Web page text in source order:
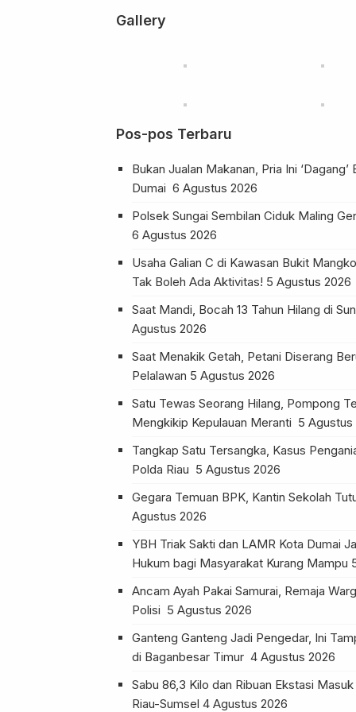
Gallery
Pos-pos Terbaru
Bukan Jualan Makanan, Pria Ini
Dumai 6 Agustus 2026
Polsek Sungai Sembilan Ciduk Maling
6 Agustus 2026
Usaha Galian C di Kawasan Bukit
Tak Boleh Ada Aktivitas! 5 Agustus 2026
Saat Mandi, Bocah 13 Tahun Hilang di
Agustus 2026
Saat Menakik Getah, Petani Diserang
Pelalawan 5 Agustus 2026
Satu Tewas Seorang Hilang, Pompong
Mengkikip Kepulauan Meranti 5 Agustus
Tangkap Satu Tersangka, Kasus
Polda Riau 5 Agustus 2026
Gegara Temuan BPK, Kantin Sekolah
Agustus 2026
YBH Triak Sakti dan LAMR Kota Dumai
Hukum bagi Masyarakat Kurang Mampu
Ancam Ayah Pakai Samurai, Remaja
Polisi 5 Agustus 2026
Ganteng Ganteng Jadi Pengedar, Ini
di Baganbesar Timur 4 Agustus 2026
Sabu 86,3 Kilo dan Ribuan Ekstasi
Riau-Sumsel 4 Agustus 2026